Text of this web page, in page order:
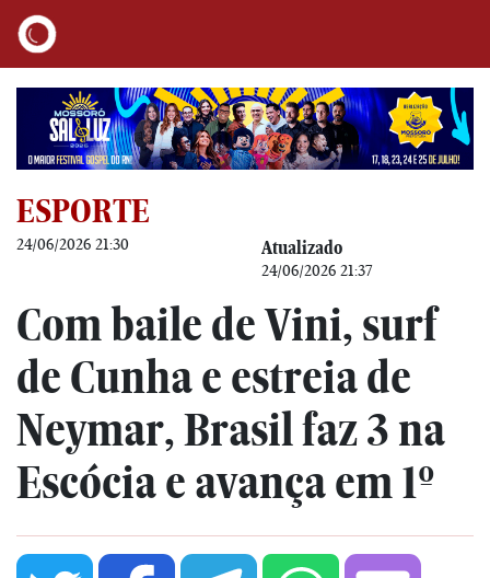
ESPORTE
24/06/2026 21:30 Atualizado
24/06/2026 21:37
Com baile de Vini, surf
de Cunha e estreia de
Neymar, Brasil faz 3 na
Escócia e avança em 1º